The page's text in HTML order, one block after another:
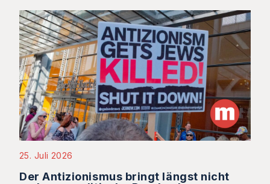
25. Juli 2026
Der Antizionismus bringt längst nicht